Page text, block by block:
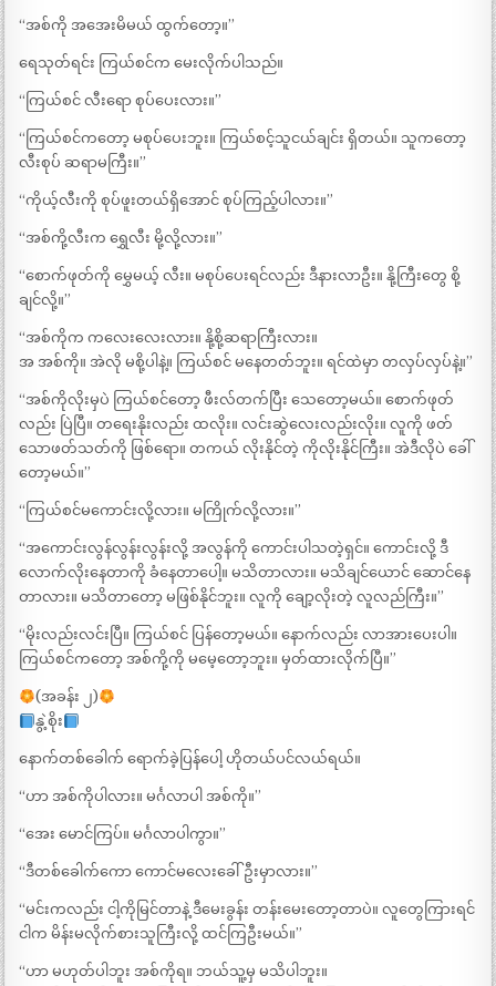
“အစ်ကို အအေးမိမယ် ထွက်တော့။”
ရေသုတ်ရင်း ကြယ်စင်က မေးလိုက်ပါသည်။
“ကြယ်စင် လီးရော စုပ်ပေးလား။”
“ကြယ်စင်ကတော့ မစုပ်ပေးဘူး။ ကြယ်စင့်သူငယ်ချင်း ရှိတယ်။ သူကတော့
လီးစုပ် ဆရာမကြီး။”
“ကိုယ့်လီးကို စုပ်ဖူးတယ်ရှိအောင် စုပ်ကြည့်ပါလား။”
“အစ်ကို့လီးက ရွှေလီး မို့လို့လား။”
“စောက်ဖုတ်ကို မွှေမယ့် လီး။ မစုပ်ပေးရင်လည်း ဒီနားလာဦး။ နို့ကြီးတွေ စို့
ချင်လို့။”
“အစ်ကိုက ကလေးလေးလား။ နို့စို့ဆရာကြီးလား။
အ အစ်ကို။ အဲလို မစို့ပါနဲ့။ ကြယ်စင် မနေတတ်ဘူး။ ရင်ထဲမှာ တလှပ်လှပ်နဲ့။”
“အစ်ကိုလိုးမှပဲ ကြယ်စင်တော့ ဖီးလ်တက်ပြီး သေတော့မယ်။ စောက်ဖုတ်
လည်း ပြဲပြီ။ တရေးနိုးလည်း ထလိုး။ လင်းဆွဲလေးလည်းလိုး။ လူကို ဖတ်
သောဖတ်သတ်ကို ဖြစ်ရော။ တကယ် လိုးနိုင်တဲ့ ကိုလိုးနိုင်ကြီး။ အဲဒီလိုပဲ ခေါ်
တော့မယ်။”
“ကြယ်စင်မကောင်းလို့လား။ မကြိုက်လို့လား။”
“အကောင်းလွန်လွန်းလွန်းလို့ အလွန်ကို ကောင်းပါသတဲ့ရှင်။ ကောင်းလို့ ဒီ
လောက်လိုးနေတာကို ခံနေတာပေါ့။ မသိတာလား။ မသိချင်ယောင် ဆောင်နေ
တာလား။ မသိတာတော့ မဖြစ်နိုင်ဘူး။ လူကို ချော့လိုးတဲ့ လူလည်ကြီး။”
“မိုးလည်းလင်းပြီ။ ကြယ်စင် ပြန်တော့မယ်။ နောက်လည်း လာအားပေးပါ။
ကြယ်စင်ကတော့ အစ်ကို့ကို မမေ့တော့ဘူး။ မှတ်ထားလိုက်ပြီ။”
(အခန်း ၂)
နွဲ့စိုး
နောက်တစ်ခေါက် ရောက်ခဲ့ပြန်ပေါ့ ဟိုတယ်ပင်လယ်ရယ်။
“ဟာ အစ်ကိုပါလား။ မင်္ဂလာပါ အစ်ကို။”
“အေး မောင်ကြပ်။ မင်္ဂလာပါကွာ။”
“ဒီတစ်ခေါက်ကော ကောင်မလေးခေါ်ဦးမှာလား။”
“မင်းကလည်း ငါ့ကိုမြင်တာနဲ့ ဒီမေးခွန်း တန်းမေးတော့တာပဲ။ လူတွေကြားရင်
ငါက မိန်းမလိုက်စားသူကြီးလို့ ထင်ကြဦးမယ်။”
“ဟာ မဟုတ်ပါဘူး အစ်ကိုရ။ ဘယ်သူ့မှ မသိပါဘူး။